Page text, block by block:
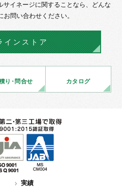
サイネージに関することなら、
どんな
お問い合わせください。
インストア
り・ 問合せ カタログ
実績